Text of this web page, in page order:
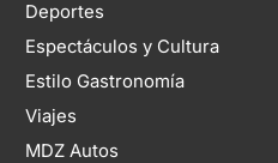
Deportes
Espectáculos y Cultura
Estilo Gastronomía
Viajes
MDZ Autos